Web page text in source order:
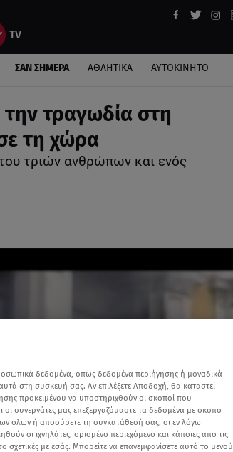
ΣΑΝ ΣΗΜΕΡΑ ΑΘΛΗΤΙΚΑ ΑΥΤΟΚΙΝΗΤΟ
τραγωδία στη
τη χώρα
τριών ανθρώπων και ενός
δεδομένα, όπως δεδομένα περιήγησης ή μοναδικά
στη συσκευή σας. Αν επιλέξετε Αποδοχή, θα καταστεί
προκειμένου να υποστηριχθούν οι σκοποί που
οι συνεργάτες μας επεξεργαζόμαστε τα δεδομένα με σκοπό
όλων ή αποσύρετε τη συγκατάθεσή σας, οι εν λόγω
οι ιχνηλάτες, ορισμένο περιεχόμενο και κάποιες από τις
σχετικές με εσάς. Μπορείτε να επανεμφανίσετε αυτό το μενού